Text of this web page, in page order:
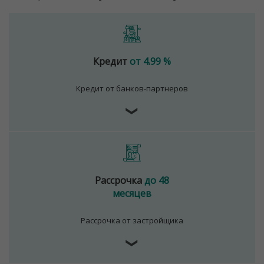
Кредит от 4.99 %
Кредит от банков-партнеров
❯
Рассрочкадо 48
месяцев
Рассрочка от застройщика
❯